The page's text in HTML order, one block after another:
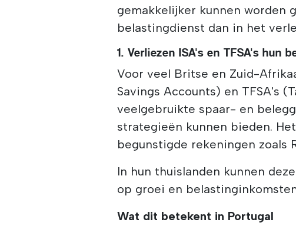
gemakkelijker kunnen worden
belastingdienst dan in het
1. Verliezen ISA's en TFSA's
Voor veel Britse en Zuid-
Savings Accounts) en TFSA's
veelgebruikte spaar- en
strategieën kunnen bieden.
begunstigde rekeningen zoals
In hun thuislanden kunnen
op groei en
Wat dit betekent in Portugal